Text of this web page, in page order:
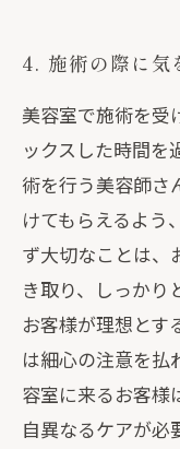
4. 施術の際に気
美容室で施術を受
ックスした時間を
術を行う美容師さ
けてもらえるよう
ず大切なことは、
き取り、しっかり
お客様が理想とす
は細心の注意を払
容室に来るお客様
自異なるケアが必